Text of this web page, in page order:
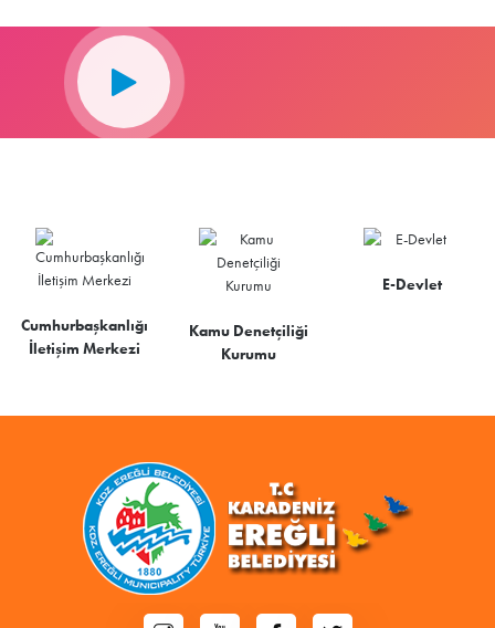
Cumhurbaşkanlığı
İletişim Merkezi
Kamu Denetçiliği
Kurumu
E-Devlet